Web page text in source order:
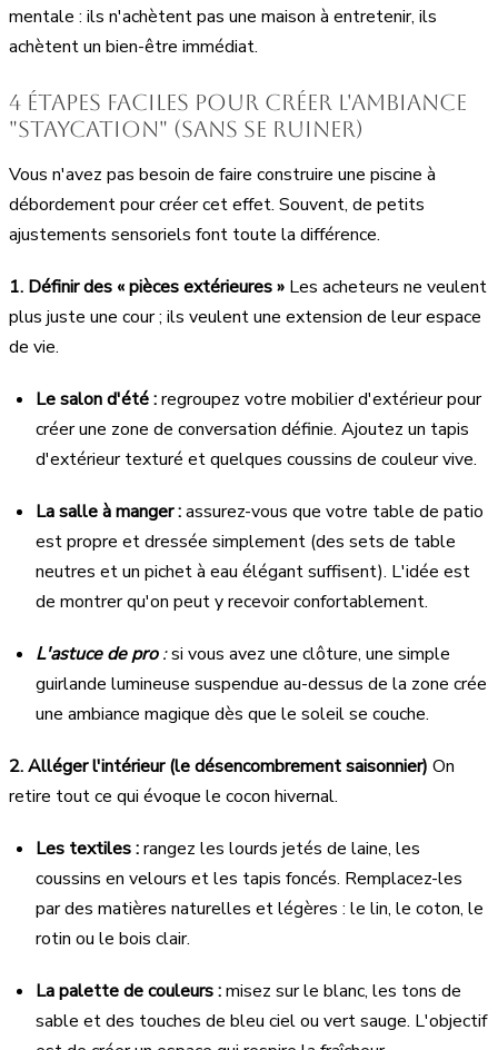
mentale : ils n'achètent pas une maison à entretenir, ils
achètent un bien-être immédiat.
4 étapes faciles pour créer l'ambiance
"Staycation" (sans se ruiner)
Vous n'avez pas besoin de faire construire une piscine à
débordement pour créer cet effet. Souvent, de petits
ajustements sensoriels font toute la différence.
1. Définir des « pièces extérieures » Les acheteurs ne veulent
plus juste une cour ; ils veulent une extension de leur espace
de vie.
Le salon d'été :regroupez votre mobilier d'extérieur pour
créer une zone de conversation définie. Ajoutez un tapis
d'extérieur texturé et quelques coussins de couleur vive.
La salle à manger :assurez-vous que votre table de patio
est propre et dressée simplement (des sets de table
neutres et un pichet à eau élégant suffisent). L'idée est
de montrer qu'on peut y recevoir confortablement.
L'astuce de pro:si vous avez une clôture, une simple
guirlande lumineuse suspendue au-dessus de la zone crée
une ambiance magique dès que le soleil se couche.
2. Alléger l'intérieur (le désencombrement saisonnier) On
retire tout ce qui évoque le cocon hivernal.
Les textiles :rangez les lourds jetés de laine, les
coussins en velours et les tapis foncés. Remplacez-les
par des matières naturelles et légères : le lin, le coton, le
rotin ou le bois clair.
La palette de couleurs :misez sur le blanc, les tons de
sable et des touches de bleu ciel ou vert sauge. L'objectif